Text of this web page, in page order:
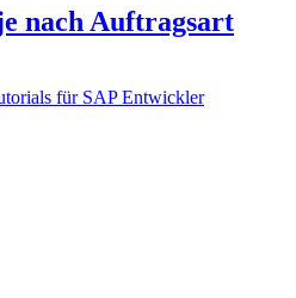
nach Auftragsart
für SAP Entwickler